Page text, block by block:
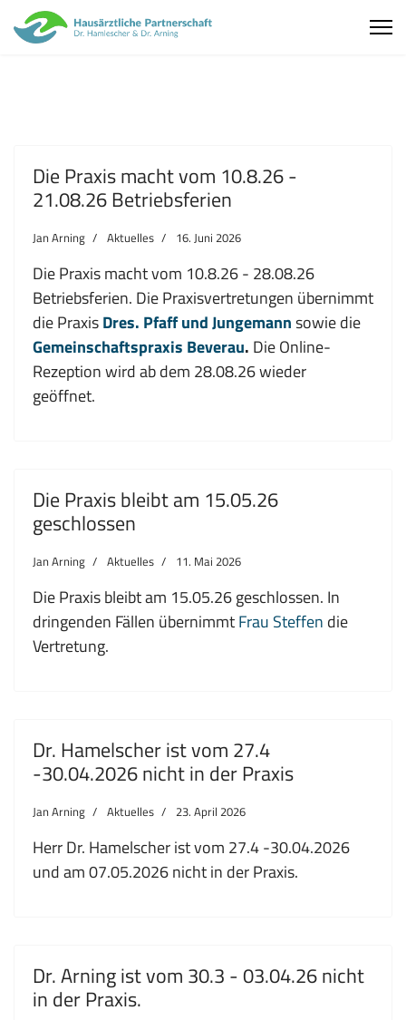
Die Praxis macht vom 10.8.26 -
21.08.26 Betriebsferien
Jan Arning Aktuelles 16. Juni 2026
Die Praxis macht vom 10.8.26 - 28.08.26
Betriebsferien. Die Praxisvertretungen übernimmt
die PraxisDres. Pfaff und Jungemannsowie die
Gemeinschaftspraxis Beverau. Die Online-
Rezeption wird ab dem 28.08.26 wieder
geöffnet.
Die Praxis bleibt am 15.05.26
geschlossen
Jan Arning Aktuelles 11. Mai 2026
Die Praxis bleibt am 15.05.26 geschlossen. In
dringenden Fällen übernimmtFrau Steffen die
Vertretung.
Dr. Hamelscher ist vom 27.4
-30.04.2026 nicht in der Praxis
Jan Arning Aktuelles 23. April 2026
Herr Dr. Hamelscher ist vom 27.4 -30.04.2026
und am 07.05.2026 nicht in der Praxis.
Dr. Arning ist vom 30.3 - 03.04.26 nicht
in der Praxis.